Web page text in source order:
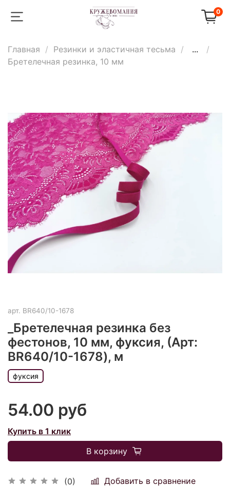
0
Главная Резинки и эластичная тесьма
...
Бретелечная резинка, 10 мм
арт. BR640/10-1678
_Бретелечная резинка без
фестонов, 10 мм, фуксия, (Арт:
BR640/10-1678), м
(0) Добавить в сравнение
фуксия
54.00 руб
Купить в 1 клик
В корзину